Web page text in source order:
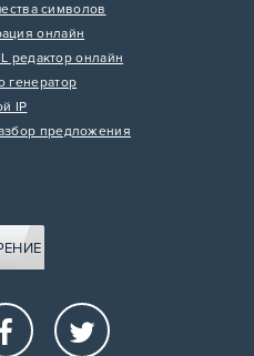
символов
онлайн
редактор онлайн
генератор
IP
предложения